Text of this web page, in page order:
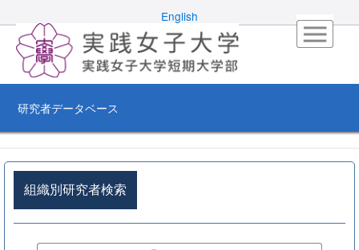
English
研究者データベース
組織別研究者検索